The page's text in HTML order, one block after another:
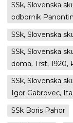
SSk, Slovenska
odbornik
SSk, Slovenska
SSk, Slovenska
doma, Trst, 1920,
SSk, Slovenska
Igor Gabrovec,
SSk Boris Pahor